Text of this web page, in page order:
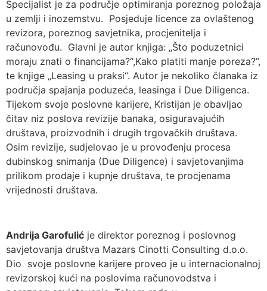
Specijalist je za područje optimiranja poreznog položaja
u zemlji i inozemstvu. Posjeduje licence za ovlaštenog
revizora, poreznog savjetnika, procjenitelja i
računovođu. Glavni je autor knjiga: „Što poduzetnici
moraju znati o financijama?“,Kako platiti manje poreza?”,
te knjige „Leasing u praksi“. Autor je nekoliko članaka iz
područja spajanja poduzeća, leasinga i Due Diligenca.
Tijekom svoje poslovne karijere, Kristijan je obavljao
čitav niz poslova revizije banaka, osiguravajućih
društava, proizvodnih i drugih trgovačkih društava.
Osim revizije, sudjelovao je u provođenju procesa
dubinskog snimanja (Due Diligence) i savjetovanjima
prilikom prodaje i kupnje društava, te procjenama
vrijednosti društava.
Andrija Garofulić je direktor poreznog i poslovnog
savjetovanja društva Mazars Cinotti Consulting d.o.o.
Dio svoje poslovne karijere proveo je u internacionalnoj
revizorskoj kući na poslovima računovodstva i